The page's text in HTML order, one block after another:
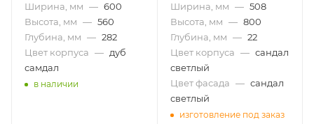
Ширина, мм — 600
Высота, мм — 560
Глубина, мм — 282
Цвет корпуса — дуб
самдал
в наличии
Ширина, мм — 508
Высота, мм — 800
Глубина, мм — 22
Цвет корпуса — сандал
светлый
Цвет фасада — сандал
светлый
изготовление под заказ